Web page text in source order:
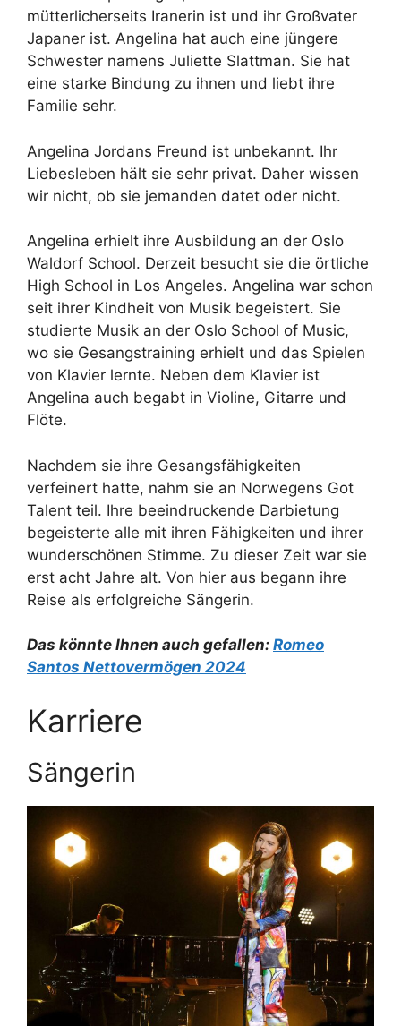
mütterlicherseits Iranerin ist und ihr Großvater
Japaner ist. Angelina hat auch eine jüngere
Schwester namens Juliette Slattman. Sie hat
eine starke Bindung zu ihnen und liebt ihre
Familie sehr.
Angelina Jordans Freund ist unbekannt. Ihr
Liebesleben hält sie sehr privat. Daher wissen
wir nicht, ob sie jemanden datet oder nicht.
Angelina erhielt ihre Ausbildung an der Oslo
Waldorf School. Derzeit besucht sie die örtliche
High School in Los Angeles. Angelina war schon
seit ihrer Kindheit von Musik begeistert. Sie
studierte Musik an der Oslo School of Music,
wo sie Gesangstraining erhielt und das Spielen
von Klavier lernte. Neben dem Klavier ist
Angelina auch begabt in Violine, Gitarre und
Flöte.
Nachdem sie ihre Gesangsfähigkeiten
verfeinert hatte, nahm sie an Norwegens Got
Talent teil. Ihre beeindruckende Darbietung
begeisterte alle mit ihren Fähigkeiten und ihrer
wunderschönen Stimme. Zu dieser Zeit war sie
erst acht Jahre alt. Von hier aus begann ihre
Reise als erfolgreiche Sängerin.
Das könnte Ihnen auch gefallen: Romeo
Santos Nettovermögen 2024
Karriere
Sängerin